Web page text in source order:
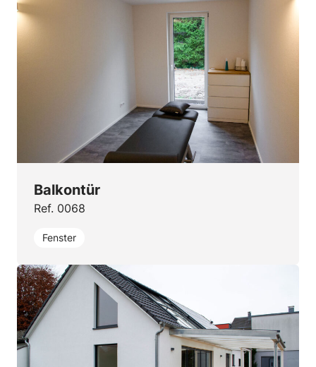
Balkontür
Ref. 0068
Fenster